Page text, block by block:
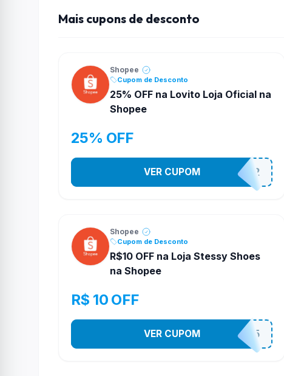
Mais cupons de desconto
Shopee
Cupom de Desconto
25% OFF na Lovito Loja Oficial na
Shopee
25% OFF
141525852
VER CUPOM
Shopee
Cupom de Desconto
R$10 OFF na Loja Stessy Shoes
na Shopee
R$ 10 OFF
STES2525
VER CUPOM